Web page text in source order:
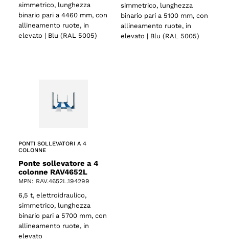
simmetrico, lunghezza
binario pari a 4460 mm, con
allineamento ruote, in
elevato | Blu (RAL 5005)
simmetrico, lunghezza
binario pari a 5100 mm, con
allineamento ruote, in
elevato | Blu (RAL 5005)
PONTI SOLLEVATORI A 4
COLONNE
Ponte sollevatore a 4
colonne RAV4652L
MPN: RAV.4652L.194299
6,5 t, elettroidraulico,
simmetrico, lunghezza
binario pari a 5700 mm, con
allineamento ruote, in
elevato